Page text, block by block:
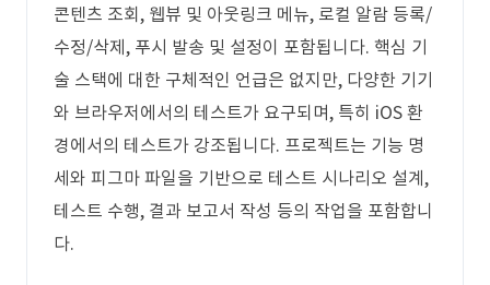
콘텐츠 조회, 웹뷰 및 아웃링크 메뉴, 로컬 알람 등록/
수정/삭제, 푸시 발송 및 설정이 포함됩니다. 핵심 기
술 스택에 대한 구체적인 언급은 없지만, 다양한 기기
와 브라우저에서의 테스트가 요구되며, 특히 iOS 환
경에서의 테스트가 강조됩니다. 프로젝트는 기능 명
세와 피그마 파일을 기반으로 테스트 시나리오 설계,
테스트 수행, 결과 보고서 작성 등의 작업을 포함합니
다.